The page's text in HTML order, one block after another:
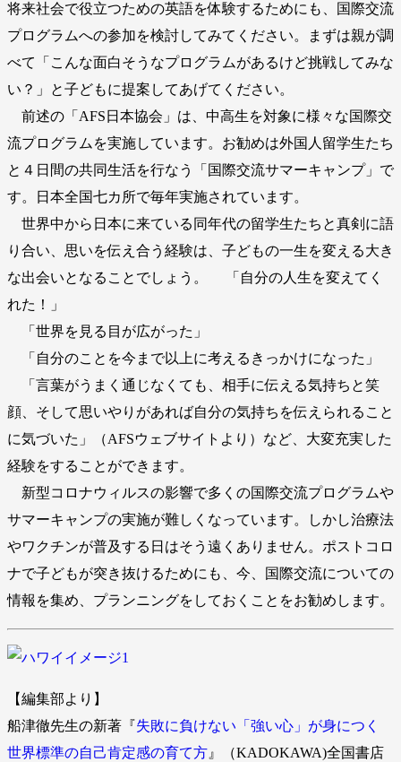
将来社会で役立つための英語を体験するためにも、国際交流
プログラムへの参加を検討してみてください。まずは親が調
べて「こんな面白そうなプログラムがあるけど挑戦してみな
い？」と子どもに提案してあげてください。
前述の「AFS日本協会」は、中高生を対象に様々な国際交
流プログラムを実施しています。お勧めは外国人留学生たち
と４日間の共同生活を行なう「国際交流サマーキャンプ」で
す。日本全国七カ所で毎年実施されています。
世界中から日本に来ている同年代の留学生たちと真剣に語
り合い、思いを伝え合う経験は、子どもの一生を変える大き
な出会いとなることでしょう。 「自分の人生を変えてく
れた！」
「世界を見る目が広がった」
「自分のことを今まで以上に考えるきっかけになった」
「言葉がうまく通じなくても、相手に伝える気持ちと笑
顔、そして思いやりがあれば自分の気持ちを伝えられること
に気づいた」（AFSウェブサイトより）など、大変充実した
経験をすることができます。
新型コロナウィルスの影響で多くの国際交流プログラムや
サマーキャンプの実施が難しくなっています。しかし治療法
やワクチンが普及する日はそう遠くありません。ポストコロ
ナで子どもが突き抜けるためにも、今、国際交流についての
情報を集め、プランニングをしておくことをお勧めします。
【編集部より】
船津徹先生の新著『失敗に負けない「強い心」が身につく
世界標準の自己肯定感の育て方 』（KADOKAWA)全国書店